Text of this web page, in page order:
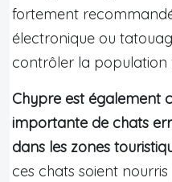
fortement
électronique ou
contrôler la population
Chypre est également
importante de chats
dans les zones
ces chats soient